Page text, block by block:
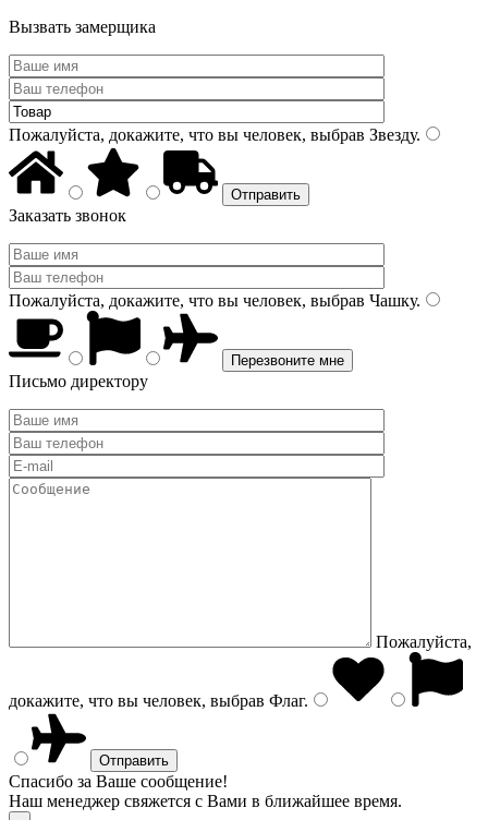
Вызвать замерщика
Пожалуйста, докажите, что вы человек, выбрав Звезду.
Заказать звонок
Пожалуйста, докажите, что вы человек, выбрав Чашку.
Письмо директору
Пожалуйста,
докажите, что вы человек, выбрав Флаг.
Спасибо за Ваше сообщение!
Наш менеджер свяжется с Вами в ближайшее время.